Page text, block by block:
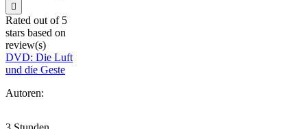

Rated out of 5
stars based on
review(s)
DVD: Die Luft
und die Geste
Autoren: